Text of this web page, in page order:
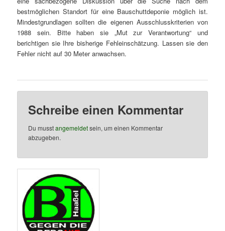
bestmöglichen Standort für eine Bauschuttdeponie möglich ist.
Mindestgrundlagen sollten die eigenen Ausschlusskriterien von
1988 sein. Bitte haben sie „Mut zur Verantwortung“ und
berichtigen sie Ihre bisherige Fehleinschätzung. Lassen sie den
Fehler nicht auf 30 Meter anwachsen.
Schreibe einen Kommentar
Du musstangemeldetsein, um einen Kommentar
abzugeben.